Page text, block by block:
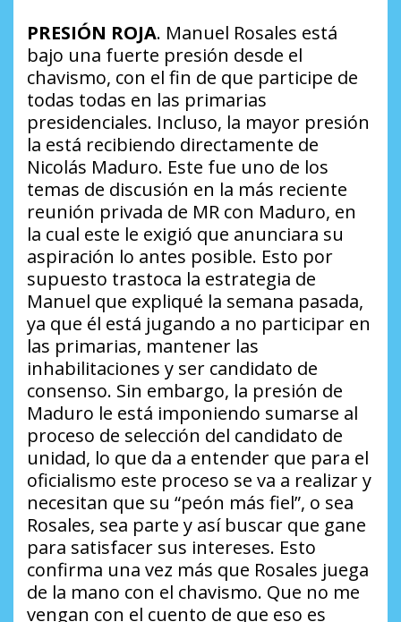
PRESIÓN ROJA. Manuel Rosales está
bajo una fuerte presión desde el
chavismo, con el fin de que participe de
todas todas en las primarias
presidenciales. Incluso, la mayor presión
la está recibiendo directamente de
Nicolás Maduro. Este fue uno de los
temas de discusión en la más reciente
reunión privada de MR con Maduro, en
la cual este le exigió que anunciara su
aspiración lo antes posible. Esto por
supuesto trastoca la estrategia de
Manuel que expliqué la semana pasada,
ya que él está jugando a no participar en
las primarias, mantener las
inhabilitaciones y ser candidato de
consenso. Sin embargo, la presión de
Maduro le está imponiendo sumarse al
proceso de selección del candidato de
unidad, lo que da a entender que para el
oficialismo este proceso se va a realizar y
necesitan que su “peón más fiel”, o sea
Rosales, sea parte y así buscar que gane
para satisfacer sus intereses. Esto
confirma una vez más que Rosales juega
de la mano con el chavismo. Que no me
vengan con el cuento de que eso es